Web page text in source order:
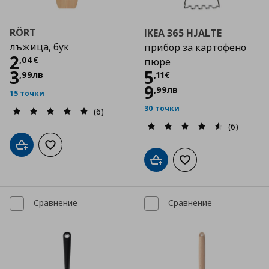
RÖRT
лъжица, бук
2,04€
Цена
3,99лв
15 точки
(6)
Добави в кошницата
Добави към списъка с любими
IKEA 365 HJALTE
прибор за картофено
пюре
5,11€
Цена
9,99лв
30 точки
(6)
Добави в кошницата
Добави към
Сравнение Сравнение